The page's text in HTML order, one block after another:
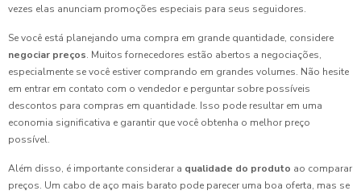
vezes elas anunciam promoções especiais para seus seguidores.
Se você está planejando uma compra em grande quantidade, considere
negociar preços. Muitos fornecedores estão abertos a negociações,
especialmente se você estiver comprando em grandes volumes. Não hesite
em entrar em contato com o vendedor e perguntar sobre possíveis
descontos para compras em quantidade. Isso pode resultar em uma
economia significativa e garantir que você obtenha o melhor preço
possível.
Além disso, é importante considerar a qualidade do produto ao comparar
preços. Um cabo de aço mais barato pode parecer uma boa oferta, mas se